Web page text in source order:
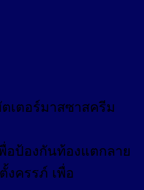
เตอร์มาสซาสครีม
อป้องกันท้องแตกลาย
งครรภ์ เพื่อ